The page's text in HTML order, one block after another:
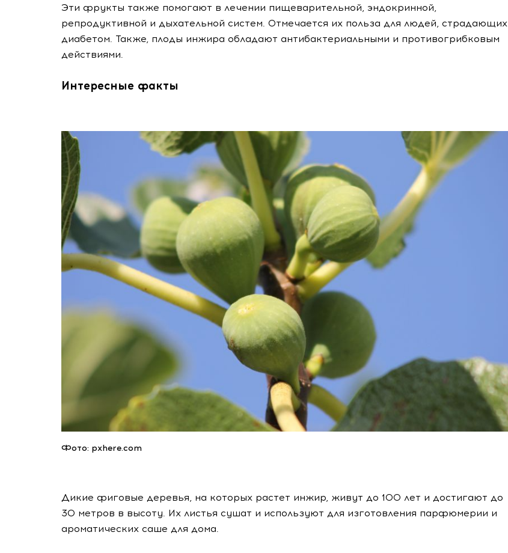
Эти фрукты также помогают в лечении пищеварительной, эндокринной,
репродуктивной и дыхательной систем. Отмечается их польза для людей, страдающих
диабетом. Также, плоды инжира обладают антибактериальными и противогрибковым
действиями.
Интересные факты
Фото: pxhere.com
Дикие фиговые деревья, на которых растет инжир, живут до 100 лет и достигают до
30 метров в высоту. Их листья сушат и используют для изготовления парфюмерии и
ароматических саше для дома.